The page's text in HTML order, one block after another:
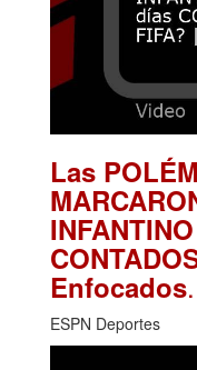
Las
Enfocados
ESPN Deportes